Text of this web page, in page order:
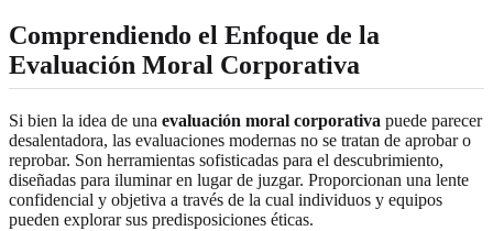
Comprendiendo el Enfoque de la
Evaluación Moral Corporativa
Si bien la idea de una evaluación moral corporativa puede parecer
desalentadora, las evaluaciones modernas no se tratan de aprobar o
reprobar. Son herramientas sofisticadas para el descubrimiento,
diseñadas para iluminar en lugar de juzgar. Proporcionan una lente
confidencial y objetiva a través de la cual individuos y equipos
pueden explorar sus predisposiciones éticas.